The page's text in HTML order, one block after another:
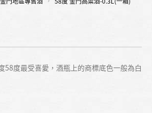
58度最受喜愛，酒瓶上的商標底色一般為白